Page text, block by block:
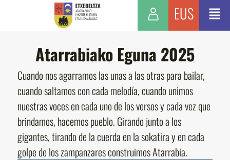
EUS
Atarrabiako Eguna 2025
Cuando nos agarramos las unas a las otras para bailar,
cuando saltamos con cada melodía, cuando unimos
nuestras voces en cada uno de los versos y cada vez que
brindamos, hacemos pueblo. Girando junto a los
gigantes, tirando de la cuerda en la sokatira y en cada
golpe de los zampanzares construimos Atarrabia.